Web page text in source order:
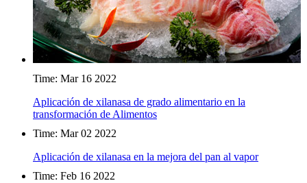
Time: Mar 16 2022
Aplicación de xilanasa de grado alimentario en la
transformación de Alimentos
Time: Mar 02 2022
Aplicación de xilanasa en la mejora del pan al vapor
Time: Feb 16 2022